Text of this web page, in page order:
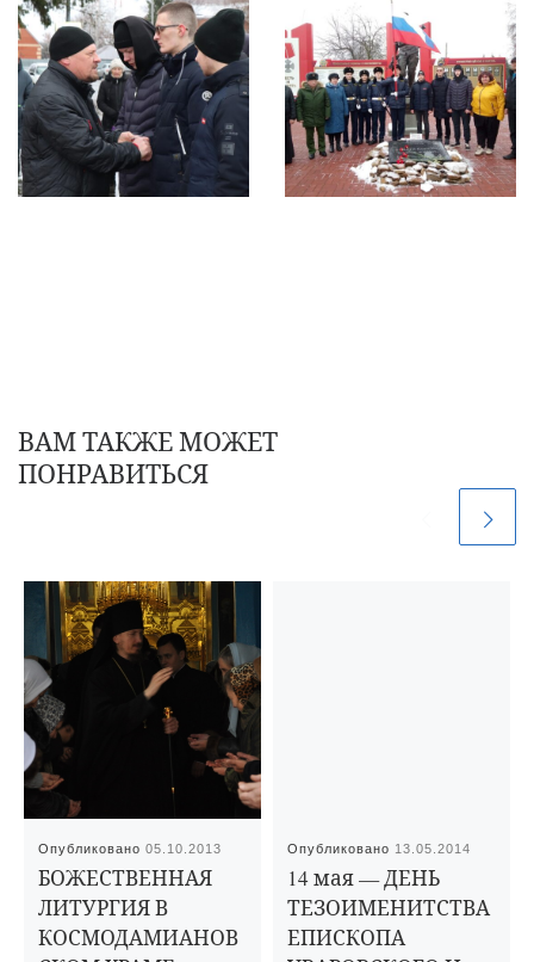
ВАМ ТАКЖЕ МОЖЕТ
ПОНРАВИТЬСЯ
Опубликовано05.10.2013
БОЖЕСТВЕННАЯ
ЛИТУРГИЯ В
КОСМОДАМИАНОВ
Опубликовано 13.05.2014
14 мая — ДЕНЬ
ТЕЗОИМЕНИТСТВА
ЕПИСКОПА